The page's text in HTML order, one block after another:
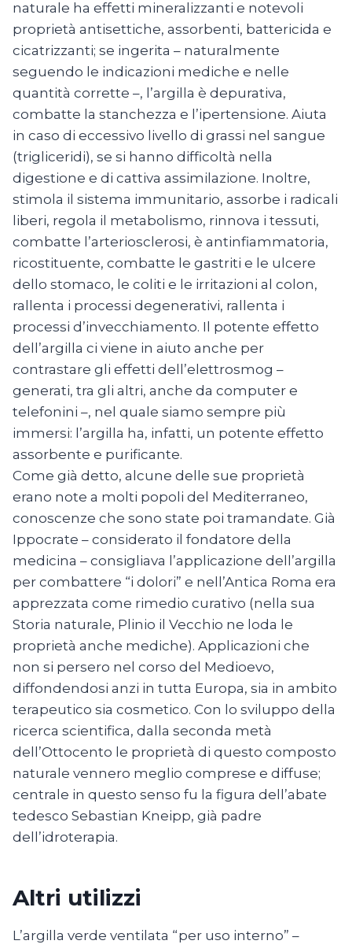
naturale ha effetti mineralizzanti e notevoli
proprietà antisettiche, assorbenti, battericida e
cicatrizzanti; se ingerita – naturalmente
seguendo le indicazioni mediche e nelle
quantità corrette –, l’argilla è depurativa,
combatte la stanchezza e l’ipertensione. Aiuta
in caso di eccessivo livello di grassi nel sangue
(trigliceridi), se si hanno difficoltà nella
digestione e di cattiva assimilazione. Inoltre,
stimola il sistema immunitario, assorbe i radicali
liberi, regola il metabolismo, rinnova i tessuti,
combatte l’arteriosclerosi, è antinfiammatoria,
ricostituente, combatte le gastriti e le ulcere
dello stomaco, le coliti e le irritazioni al colon,
rallenta i processi degenerativi, rallenta i
processi d’invecchiamento. Il potente effetto
dell’argilla ci viene in aiuto anche per
contrastare gli effetti dell’elettrosmog –
generati, tra gli altri, anche da computer e
telefonini –, nel quale siamo sempre più
immersi: l’argilla ha, infatti, un potente effetto
assorbente e purificante.
Come già detto, alcune delle sue proprietà
erano note a molti popoli del Mediterraneo,
conoscenze che sono state poi tramandate. Già
Ippocrate – considerato il fondatore della
medicina – consigliava l’applicazione dell’argilla
per combattere “i dolori” e nell’Antica Roma era
apprezzata come rimedio curativo (nella sua
Storia naturale, Plinio il Vecchio ne loda le
proprietà anche mediche). Applicazioni che
non si persero nel corso del Medioevo,
diffondendosi anzi in tutta Europa, sia in ambito
terapeutico sia cosmetico. Con lo sviluppo della
ricerca scientifica, dalla seconda metà
dell’Ottocento le proprietà di questo composto
naturale vennero meglio comprese e diffuse;
centrale in questo senso fu la figura dell’abate
tedesco Sebastian Kneipp, già padre
dell’idroterapia.
Altri utilizzi
L’argilla verde ventilata “per uso interno” –